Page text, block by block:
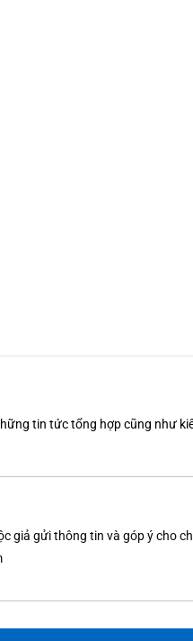
tin tức tổng hợp cũng như
giả gửi thông tin và góp ý cho